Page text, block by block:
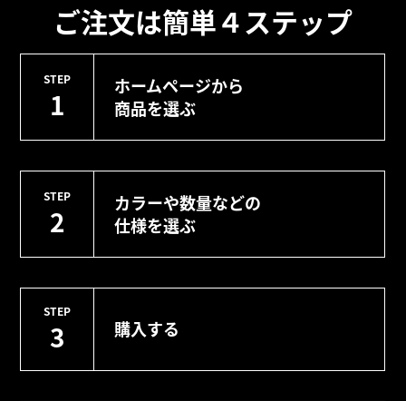
ご注文は簡単４ステップ
STEP
1
ホームページから
商品を選ぶ
STEP
2
カラーや数量などの
仕様を選ぶ
STEP
3 購入する